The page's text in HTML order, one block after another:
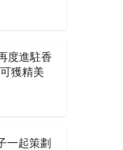
度進駐香
獲精美
一起策劃